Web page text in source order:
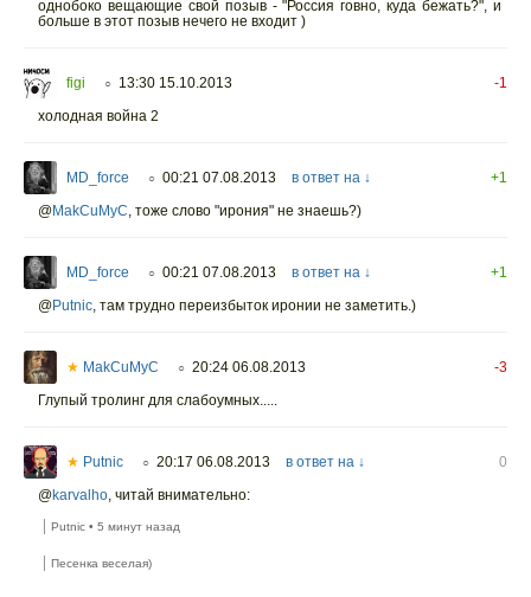
однобоко вещающие свой позыв - "Россия говно, куда бежать?", и
больше в этот позыв нечего не входит )
figi ○ 13:30 15.10.2013
-1
холодная война 2
MD_force ○ 00:21 07.08.2013 в ответ на ↓
+1
@MakCuMyC, тоже слово "ирония" не знаешь?)
MD_force ○ 00:21 07.08.2013 в ответ на ↓
+1
@Putnic, там трудно переизбыток иронии не заметить.)
★ MakCuMyC ○ 20:24 06.08.2013
-3
Глупый тролинг для слабоумных.....
★ Putnic ○ 20:17 06.08.2013 в ответ на ↓
0
@karvalho, читай внимательно:
Putnic • 5 минут назад
Песенка веселая)